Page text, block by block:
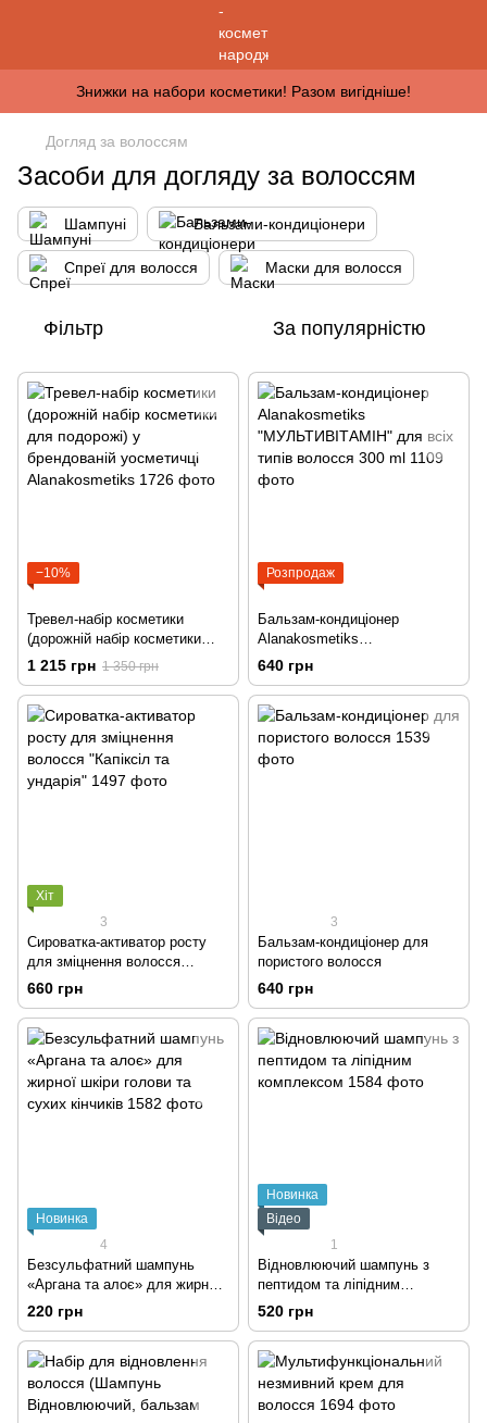
Знижки на набори косметики! Разом вигідніше!
Догляд за волоссям
Засоби для догляду за волоссям
Шампуні Бальзами-кондиціонери
Спреї для волосся Маски для волосся
Фільтр За популярністю
−10%
Тревел-набір косметики
(дорожній набір косметики
для подорожі) у брендованій
уосметичці Alanakosmetiks
1 215 грн 1 350 грн
Розпродаж
Бальзам-кондиціонер
Alanakosmetiks
"МУЛЬТИВІТАМІН" для всіх
типів волосся 300 ml
640 грн
Хіт
3
Сироватка-активатор росту
для зміцнення волосся
"Капіксіл та ундарія"
660 грн
3
Бальзам-кондиціонер для
пористого волосся
640 грн
Новинка
4
Безсульфатний шампунь
«Аргана та алоє» для жирної
шкіри голови та сухих кінчиків
220 грн
Новинка
Відео
1
Відновлюючий шампунь з
пептидом та ліпідним
комплексом
520 грн